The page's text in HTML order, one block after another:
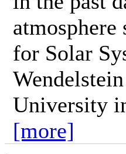
for Solar
University
[more]